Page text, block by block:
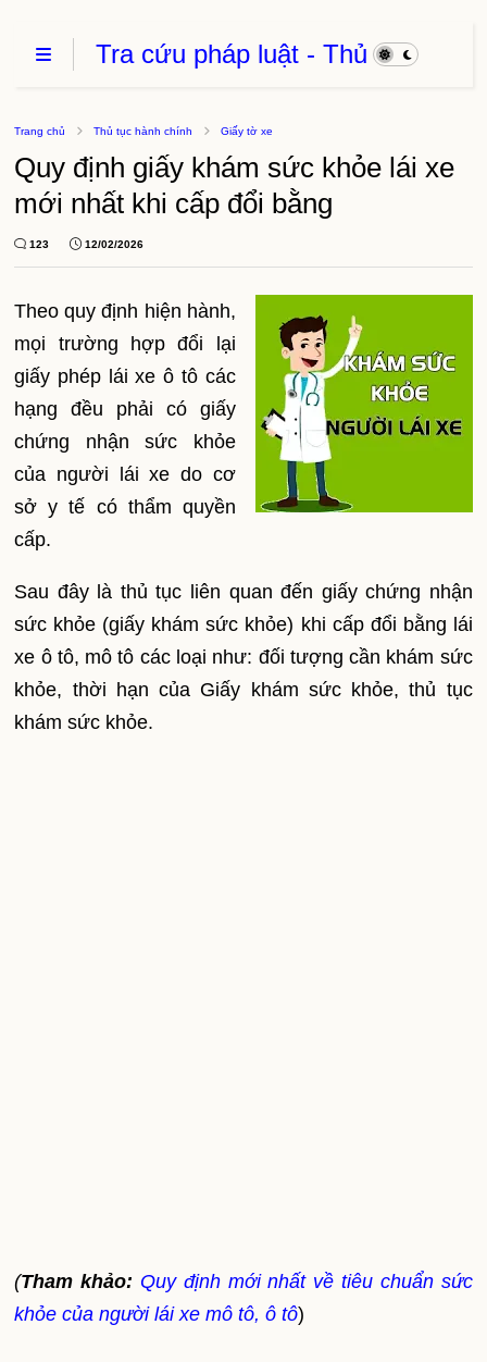
Tra cứu pháp luật - Thủ
thuật phần mềm
Trang chủ Thủ tục hành chính Giấy tờ xe
Quy định giấy khám sức khỏe lái xe
mới nhất khi cấp đổi bằng
123 12/02/2026
Theo quy định hiện hành,
mọi trường hợp đổi lại
giấy phép lái xe ô tô các
hạng đều phải có giấy
chứng nhận sức khỏe
của người lái xe do cơ
sở y tế có thẩm quyền
cấp.
Sau đây là thủ tục liên quan đến giấy chứng nhận
sức khỏe (giấy khám sức khỏe) khi cấp đổi bằng lái
xe ô tô, mô tô các loại như: đối tượng cần khám sức
khỏe, thời hạn của Giấy khám sức khỏe, thủ tục
khám sức khỏe.
(Tham khảo: Quy định mới nhất về tiêu chuẩn sức
khỏe của người lái xe mô tô, ô tô)